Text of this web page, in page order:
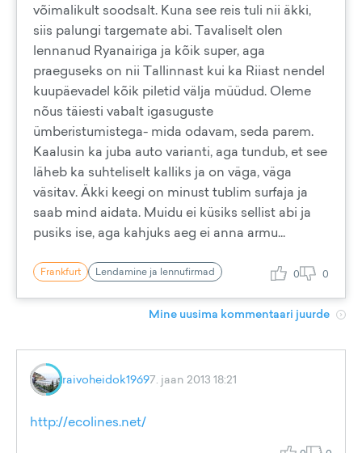
võimalikult soodsalt. Kuna see reis tuli nii äkki,
siis palungi targemate abi. Tavaliselt olen
lennanud Ryanairiga ja kõik super, aga
praeguseks on nii Tallinnast kui ka Riiast nendel
kuupäevadel kõik piletid välja müüdud. Oleme
nõus täiesti vabalt igasuguste
ümberistumistega- mida odavam, seda parem.
Kaalusin ka juba auto varianti, aga tundub, et see
läheb ka suhteliselt kalliks ja on väga, väga
väsitav. Äkki keegi on minust tublim surfaja ja
saab mind aidata. Muidu ei küsiks sellist abi ja
pusiks ise, aga kahjuks aeg ei anna armu...
Frankfurt Lendamine ja lennufirmad 0 0
Mine uusima kommentaari juurde
raivoheidok19697. jaan 2013 18:21
http://ecolines.net/